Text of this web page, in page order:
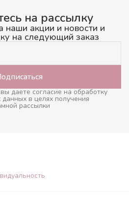
на рассылку
наши акции и новости и
на следующий заказ
даете согласие на обработку
в целях получения
рассылки